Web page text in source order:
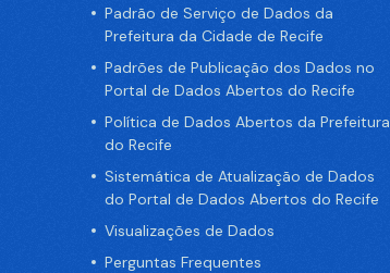
Padrão de Serviço de Dados da
Prefeitura da Cidade de Recife
Padrões de Publicação dos Dados no
Portal de Dados Abertos do Recife
Política de Dados Abertos da Prefeitura
do Recife
Sistemática de Atualização de Dados
do Portal de Dados Abertos do Recife
Visualizações de Dados
Perguntas Frequentes